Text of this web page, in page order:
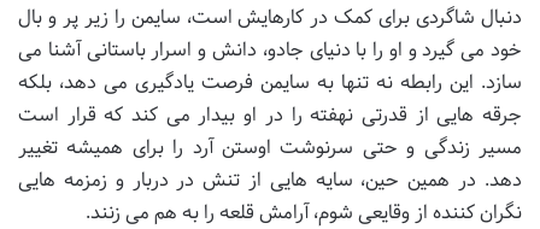
دنبال شاگردی برای کمک در کارهایش است، سایمن را زیر پر و بال
خود می گیرد و او را با دنیای جادو، دانش و اسرار باستانی آشنا می
سازد. این رابطه نه تنها به سایمن فرصت یادگیری می دهد، بلکه
جرقه هایی از قدرتی نهفته را در او بیدار می کند که قرار است
مسیر زندگی و حتی سرنوشت اوستن آرد را برای همیشه تغییر
دهد. در همین حین، سایه هایی از تنش در دربار و زمزمه هایی
نگران کننده از وقایعی شوم، آرامش قلعه را به هم می زنند.